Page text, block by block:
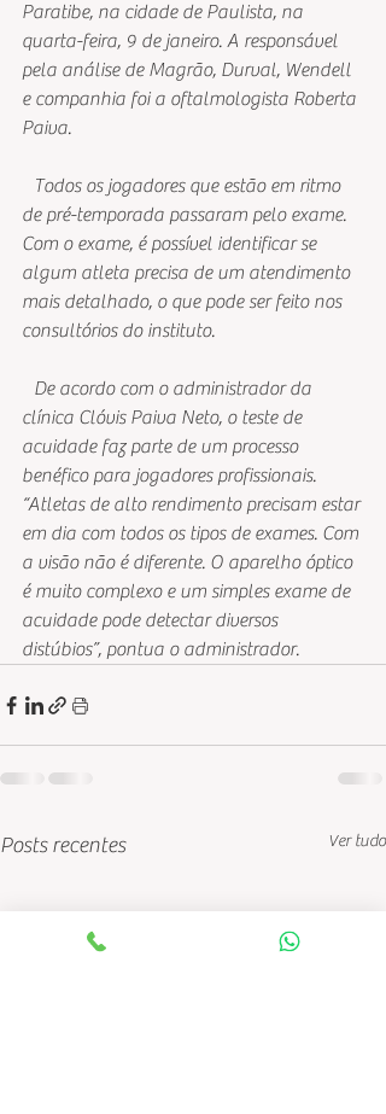
Paratibe, na cidade de Paulista, na
quarta-feira, 9 de janeiro. A responsável
pela análise de Magrão, Durval, Wendell
e companhia foi a oftalmologista Roberta
Paiva.
Todos os jogadores que estão em ritmo
de pré-temporada passaram pelo exame.
Com o exame, é possível identificar se
algum atleta precisa de um atendimento
mais detalhado, o que pode ser feito nos
consultórios do instituto.
De acordo com o administrador da
clínica Clóvis Paiva Neto, o teste de
acuidade faz parte de um processo
benéfico para jogadores profissionais.
“Atletas de alto rendimento precisam estar
em dia com todos os tipos de exames. Com
a visão não é diferente. O aparelho óptico
é muito complexo e um simples exame de
acuidade pode detectar diversos
distúbios”, pontua o administrador.
Posts recentes Ver tudo